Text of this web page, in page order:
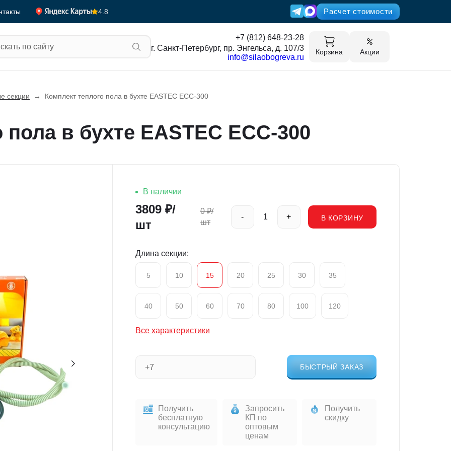
4.8 Расчет стоимости
+7 (812) 648-23-28
г. Санкт-Петербург, пр. Энгельса, д. 107/3
info@silaobogreva.ru
Корзина Акции
секции → Комплект теплого пола в бухте EASTEC ECC-300
в бухте EASTEC ECC-300
В наличии
3809 ₽/
шт
0 ₽/
шт
- + В КОРЗИНУ
Длина секции:
5 10 15 20 25 30 35
40 50 60 70 80 100 120
Все характеристики
БЫСТРЫЙ ЗАКАЗ
Получить
бесплатную
консультацию
Запросить
КП по
оптовым
ценам
Получить
скидку